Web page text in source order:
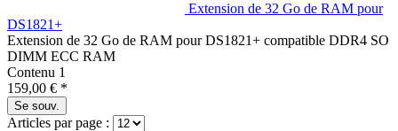
Extension de 32 Go de RAM pour
DS1821+
Extension de 32 Go de RAM pour DS1821+ compatible DDR4 SO
DIMM ECC RAM
Contenu 1
159,00 € *
Se souv.
Articles par page :